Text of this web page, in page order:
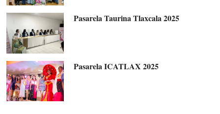
Pasarela Taurina Tlaxcala 2025
Pasarela ICATLAX 2025